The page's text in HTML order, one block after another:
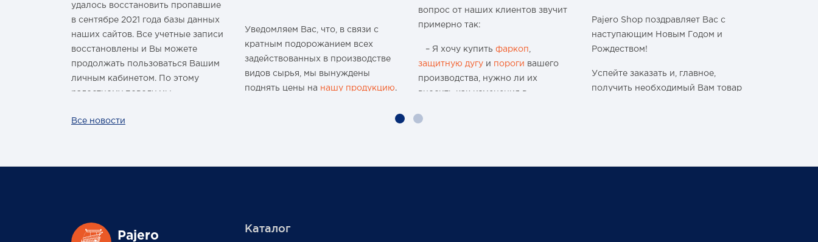
удалось восстановить пропавшие
в сентябре 2021 года базы данных
наших сайтов. Все учетные записи
восстановлены и Вы можете
продолжать пользоваться Вашим
личным кабинетом. По этому
радостному поводу мы
покупателю промокод со скидкой
Маруся от VK. Он отобразится в
Также 1 марта 2022 года мы
Уведомляем Вас, что, в связи с
кратным подорожанием всех
задействованных в производстве
видов сырья, мы вынуждены
поднять цены на нашу продукцию.
повысить цены вновь...
вопрос от наших клиентов звучит
примерно так:
– Я хочу купить фаркоп
защитную дугу и пороги вашего
производства, нужно ли их
вносить как изменения в
средства и что мне будет, если
Pajero Shop поздравляет Вас с
наступающим Новым Годом и
Рождеством!
Успейте заказать и, главное,
получить необходимый Вам товар
Все новости
Pajero
Каталог